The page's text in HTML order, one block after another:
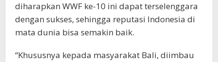
diharapkan WWF ke-10 ini dapat terselenggara
dengan sukses, sehingga reputasi Indonesia di
mata dunia bisa semakin baik.
“Khususnya kepada masyarakat Bali, diimbau